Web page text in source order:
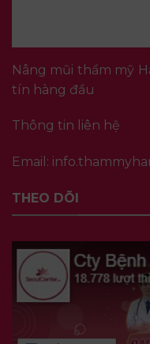
Nâng mũi thẩm mỹ
tín hàng đầu
Thông tin liên hệ
Email:
THEO DÕI